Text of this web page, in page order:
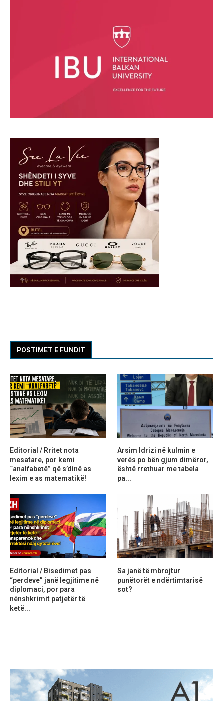
POSTIMET E FUNDIT
Editorial / Rritet nota
mesatare, por kemi
“analfabetë” që s’dinë as
lexim e as matematikë!
Arsim Idrizi në kulmin e
verës po bën gjum dimëror,
është rrethuar me tabela
pa...
Editorial / Bisedimet pas
“perdeve” janë legjitime në
diplomaci, por para
nënshkrimit patjetër të
ketë...
Sa janë të mbrojtur
punëtorët e ndërtimtarisë
sot?